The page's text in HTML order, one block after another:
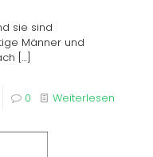
sie sind
Männer und
[…]
0 Weiterlesen